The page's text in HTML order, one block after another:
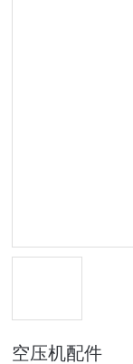
空压机配件